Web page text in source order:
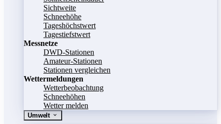
Sichtweite
Schneehöhe
Tageshöchstwert
Tagestiefstwert
Messnetze
DWD-Stationen
Amateur-Stationen
Stationen vergleichen
Wettermeldungen
Wetterbeobachtung
Schneehöhen
Wetter melden
Umwelt